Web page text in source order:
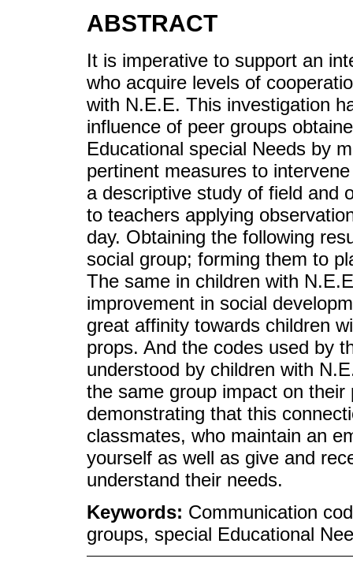
ABSTRACT
It is imperative to support an
who acquire levels of
with N.E.E. This investigation
influence of peer groups
Educational special Needs by
pertinent measures to
a descriptive study of field and
to teachers applying
day. Obtaining the following
social group; forming them to
The same in children with
improvement in social
great affinity towards children
props. And the codes used by
understood by children with
the same group impact on
demonstrating that this
classmates, who maintain an
yourself as well as give and
understand their needs.
Keywords: Communication
groups, special Educational